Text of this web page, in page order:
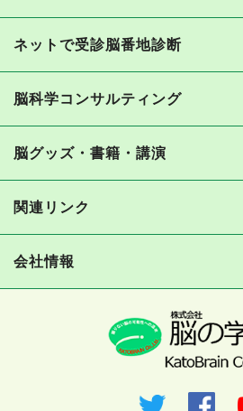
ネットで受診脳番地診断
脳科学コンサルティング
脳グッズ・書籍・講演
関連リンク
会社情報